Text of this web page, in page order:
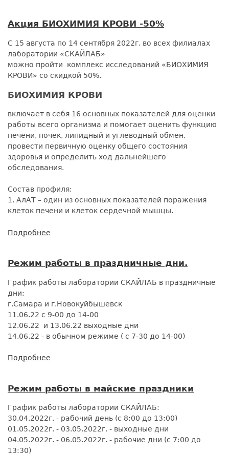
ОБСЛЕДОВАНИЕ
И
СОСУДОВ»
со
скидкой
50%
Акция БИОХИМИЯ КРОВИ -50%
С 15 августа по 14 сентября 2022г. во всех филиалах
лаборатории «СКАЙЛАБ»
можно пройти комплекс исследований «БИОХИМИЯ
КРОВИ» со скидкой 50%.
БИОХИМИЯ КРОВИ
включает в себя 16 основных показателей для оценки
работы всего организма и помогает оценить функцию
печени, почек, липидный и углеводный обмен,
провести первичную оценку общего состояния
здоровья и определить ход дальнейшего
обследования.
Состав профиля:
1. АлАТ – один из основных показателей поражения
клеток печени и клеток сердечной мышцы.
Подробнее
КРОВИ
Режим работы в праздничные дни.
График работы лаборатории СКАЙЛАБ в праздничные
дни:
г.Самара и г.Новокуйбышевск
11.06.22 с 9-00 до 14-00
12.06.22 и 13.06.22 выходные дни
14.06.22 - в обычном режиме ( с 7-30 до 14-00)
Подробнее
в
дни.
Режим работы в майские праздники
График работы лаборатории СКАЙЛАБ:
30.04.2022г. - рабочий день (с 8:00 до 13:00)
01.05.2022г. - 03.05.2022г. - выходные дни
04.05.2022г. - 06.05.2022г. - рабочие дни (с 7:00 до
13:30)